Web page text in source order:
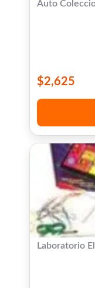
Auto
$2,625
Laboratorio